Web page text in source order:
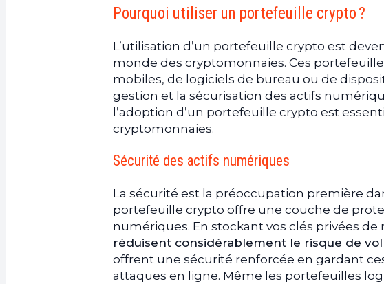
a.Vérification de la source du portefeuille
c.Préparation et sauvegarde des informations
6. La démarche à suivre pour configurer un
a. Installation du logiciel ou de l’application
Configuration initiale et création de portefeuille
c.Synchronisation et mise à jour
a. Ne partagez jamais vos clés privées
c.Gardez les logiciels de votre portefeuille à jour
d. Utilisez des mots de passe forts et uniques
e.Envisagez l’utilisation de plusieurs
8. Conclusion
Pourquoi utiliser un portefeuille crypto ?
L’utilisation d’un portefeuille crypto est
monde des cryptomonnaies. Ces
mobiles, de logiciels de bureau ou de
gestion et la sécurisation des actifs
l’adoption d’un portefeuille crypto est
cryptomonnaies.
Sécurité des actifs numériques
La sécurité est la préoccupation première
portefeuille crypto offre une couche de
numériques. En stockant vos clés privées de
réduisent considérablement le risque de
offrent une sécurité renforcée en gardant
attaques en ligne. Même les portefeuilles